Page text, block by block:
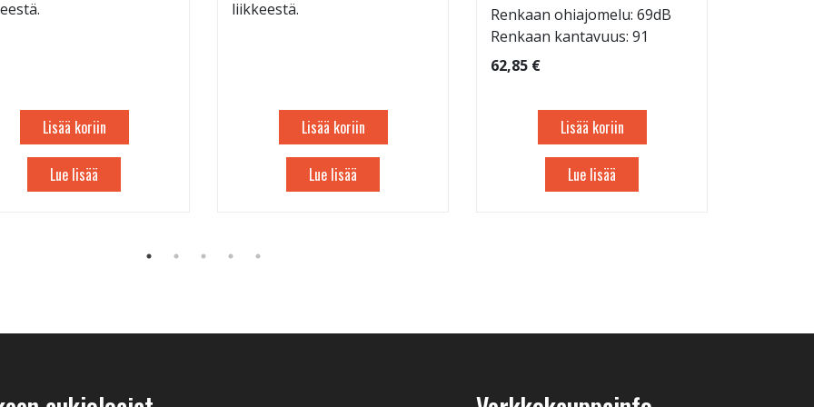
Lisää koriin
Lue lisää
liikkeestä.
Lisää koriin
Lue lisää
Renkaan ohiajomelu: 69dB
Renkaan kantavuus: 91
62,85 €
Lisää koriin
Lue lisää